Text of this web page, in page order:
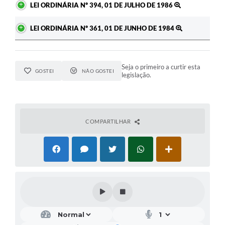
LEI ORDINÁRIA Nº 394, 01 DE JULHO DE 1986
LEI ORDINÁRIA Nº 361, 01 DE JUNHO DE 1984
GOSTEI NÃO GOSTEI
Seja o primeiro a curtir esta
legislação.
COMPARTILHAR